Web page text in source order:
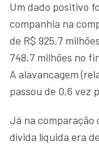
Um dado positivo
companhia na
de R$ 925,7
748,7 milhões no
A alavancagem
passou de 0,6 vez
Já na comparação
dívida líquida era